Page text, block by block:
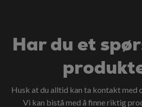
Har du et
Husk at du alltid kan ta kontakt med
Vi kan bistå med å finne riktig